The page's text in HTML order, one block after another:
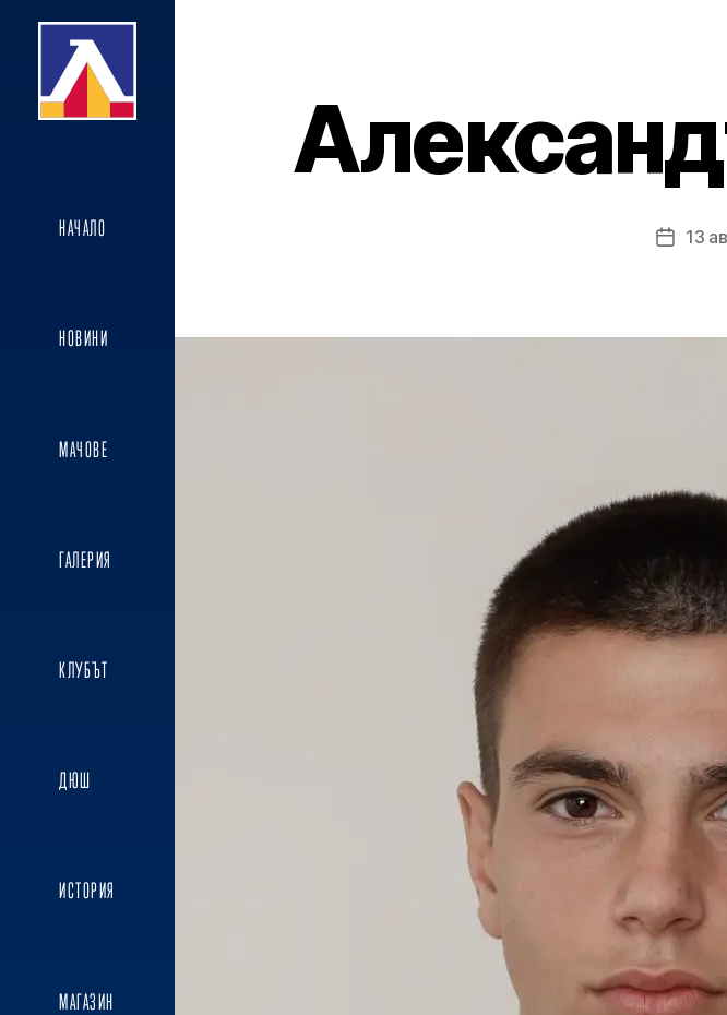
НАЧАЛО
НОВИНИ
МАЧОВЕ
ГАЛЕРИЯ
КЛУБЪТ
ДЮШ
ИСТОРИЯ
МАГАЗИН
Post
13